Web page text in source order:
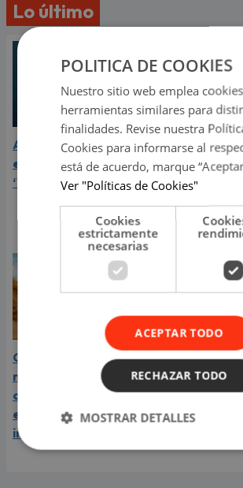
Lo último
Aria Vega conquista con
el lanzamiento de
‘Tototo (+4)’
¿Greeicy
segundo
video
Carín León está en el
mejor momento de su
carrera y llega a Lima en
el año de su consagración
internacional
POLITICA DE COOKIES
Nuestro sitio web emplea
herramientas similares para
finalidades. Revise nuestra
Cookies para informarse al
está de acuerdo, marque
Ver "Políticas de Cookies"
Cookies
estrictamente
necesarias
ACEPTAR TODO
RECHAZAR TODO
MOSTRAR DETALLES